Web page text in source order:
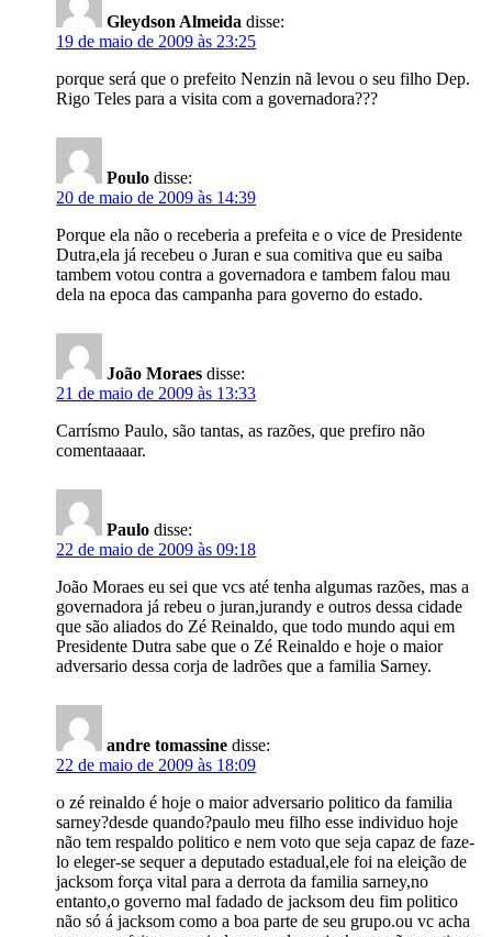
Gleydson Almeida disse:
19 de maio de 2009 às 23:25
porque será que o prefeito Nenzin nã levou o seu filho Dep.
Rigo Teles para a visita com a governadora???
Poulo disse:
20 de maio de 2009 às 14:39
Porque ela não o receberia a prefeita e o vice de Presidente
Dutra,ela já recebeu o Juran e sua comitiva que eu saiba
tambem votou contra a governadora e tambem falou mau
dela na epoca das campanha para governo do estado.
João Moraes disse:
21 de maio de 2009 às 13:33
Carrísmo Paulo, são tantas, as razões, que prefiro não
comentaaaar.
Paulo disse:
22 de maio de 2009 às 09:18
João Moraes eu sei que vcs até tenha algumas razões, mas a
governadora já rebeu o juran,jurandy e outros dessa cidade
que são aliados do Zé Reinaldo, que todo mundo aqui em
Presidente Dutra sabe que o Zé Reinaldo e hoje o maior
adversario dessa corja de ladrões que a familia Sarney.
andre tomassine disse:
22 de maio de 2009 às 18:09
o zé reinaldo é hoje o maior adversario politico da familia
sarney?desde quando?paulo meu filho esse individuo hoje
não tem respaldo politico e nem voto que seja capaz de faze-
lo eleger-se sequer a deputado estadual,ele foi na eleição de
jacksom força vital para a derrota da familia sarney,no
entanto,o governo mal fadado de jacksom deu fim politico
não só á jacksom como a boa parte de seu grupo.ou vc acha